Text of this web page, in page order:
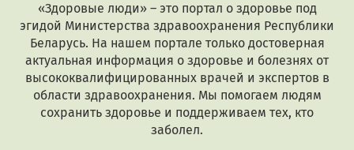
«Здоровые люди» – это портал о здоровье под
эгидой Министерства здравоохранения Республики
Беларусь. На нашем портале только достоверная
актуальная информация о здоровье и болезнях от
высококвалифицированных врачей и экспертов в
области здравоохранения. Мы помогаем людям
сохранить здоровье и поддерживаем тех, кто
заболел.